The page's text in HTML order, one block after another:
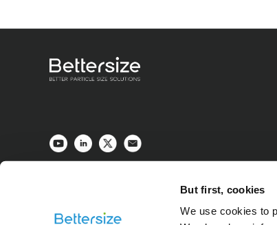
But first, cookies
We use cookies to